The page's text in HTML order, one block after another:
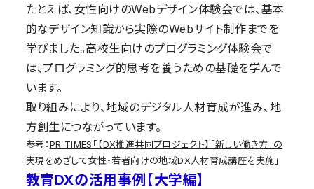
たとえば、女性向けのWebデザイン体験会では、基本
的なデザイン知識から実際のWebサイト制作までを
学びました。高校生向けのプログラミング体験会で
は、プログラミング的思考を養うための基礎を学んで
います。
取り組みにより、地域のデジタル人材育成が進み、地
方創生につながっています。
参考：PR TIMES「【DX推進共同プロジェクト】「新しい働き方」の
実現をめざして女性・若者向けの地域DX人材育成講座を実施」
教育DXの活用事例【大学編】